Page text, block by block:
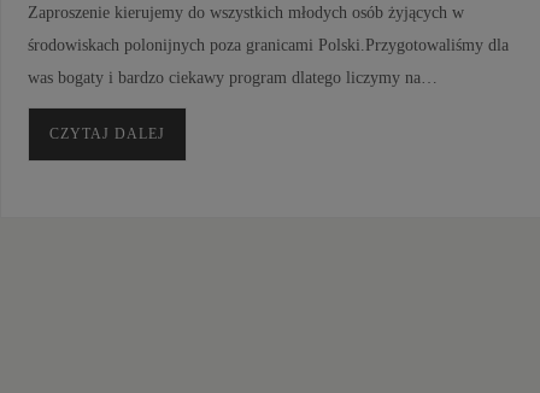
Zaproszenie kierujemy do wszystkich młodych osób żyjących w
środowiskach polonijnych poza granicami Polski.Przygotowaliśmy dla
was bogaty i bardzo ciekawy program dlatego liczymy na…
CZYTAJ DALEJ